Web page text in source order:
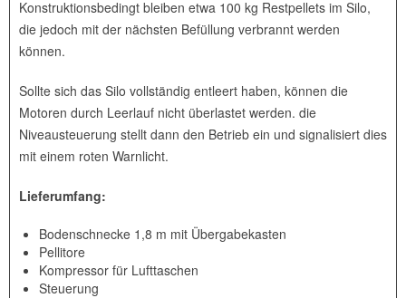
Konstruktionsbedingt bleiben etwa 100 kg Restpellets im Silo,
die jedoch mit der nächsten Befüllung verbrannt werden
können.
Sollte sich das Silo vollständig entleert haben, können die
Motoren durch Leerlauf nicht überlastet werden. die
Niveausteuerung stellt dann den Betrieb ein und signalisiert dies
mit einem roten Warnlicht.
Lieferumfang:
Bodenschnecke 1,8 m mit Übergabekasten
Pellitore
Kompressor für Lufttaschen
Steuerung